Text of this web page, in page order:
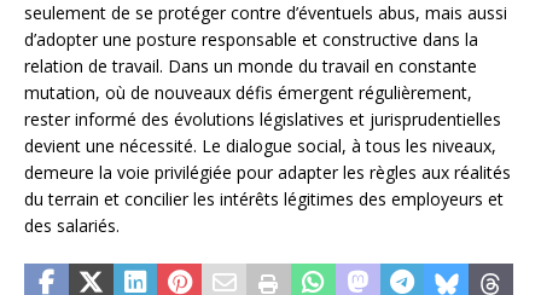
seulement de se protéger contre d’éventuels abus, mais aussi
d’adopter une posture responsable et constructive dans la
relation de travail. Dans un monde du travail en constante
mutation, où de nouveaux défis émergent régulièrement,
rester informé des évolutions législatives et jurisprudentielles
devient une nécessité. Le dialogue social, à tous les niveaux,
demeure la voie privilégiée pour adapter les règles aux réalités
du terrain et concilier les intérêts légitimes des employeurs et
des salariés.